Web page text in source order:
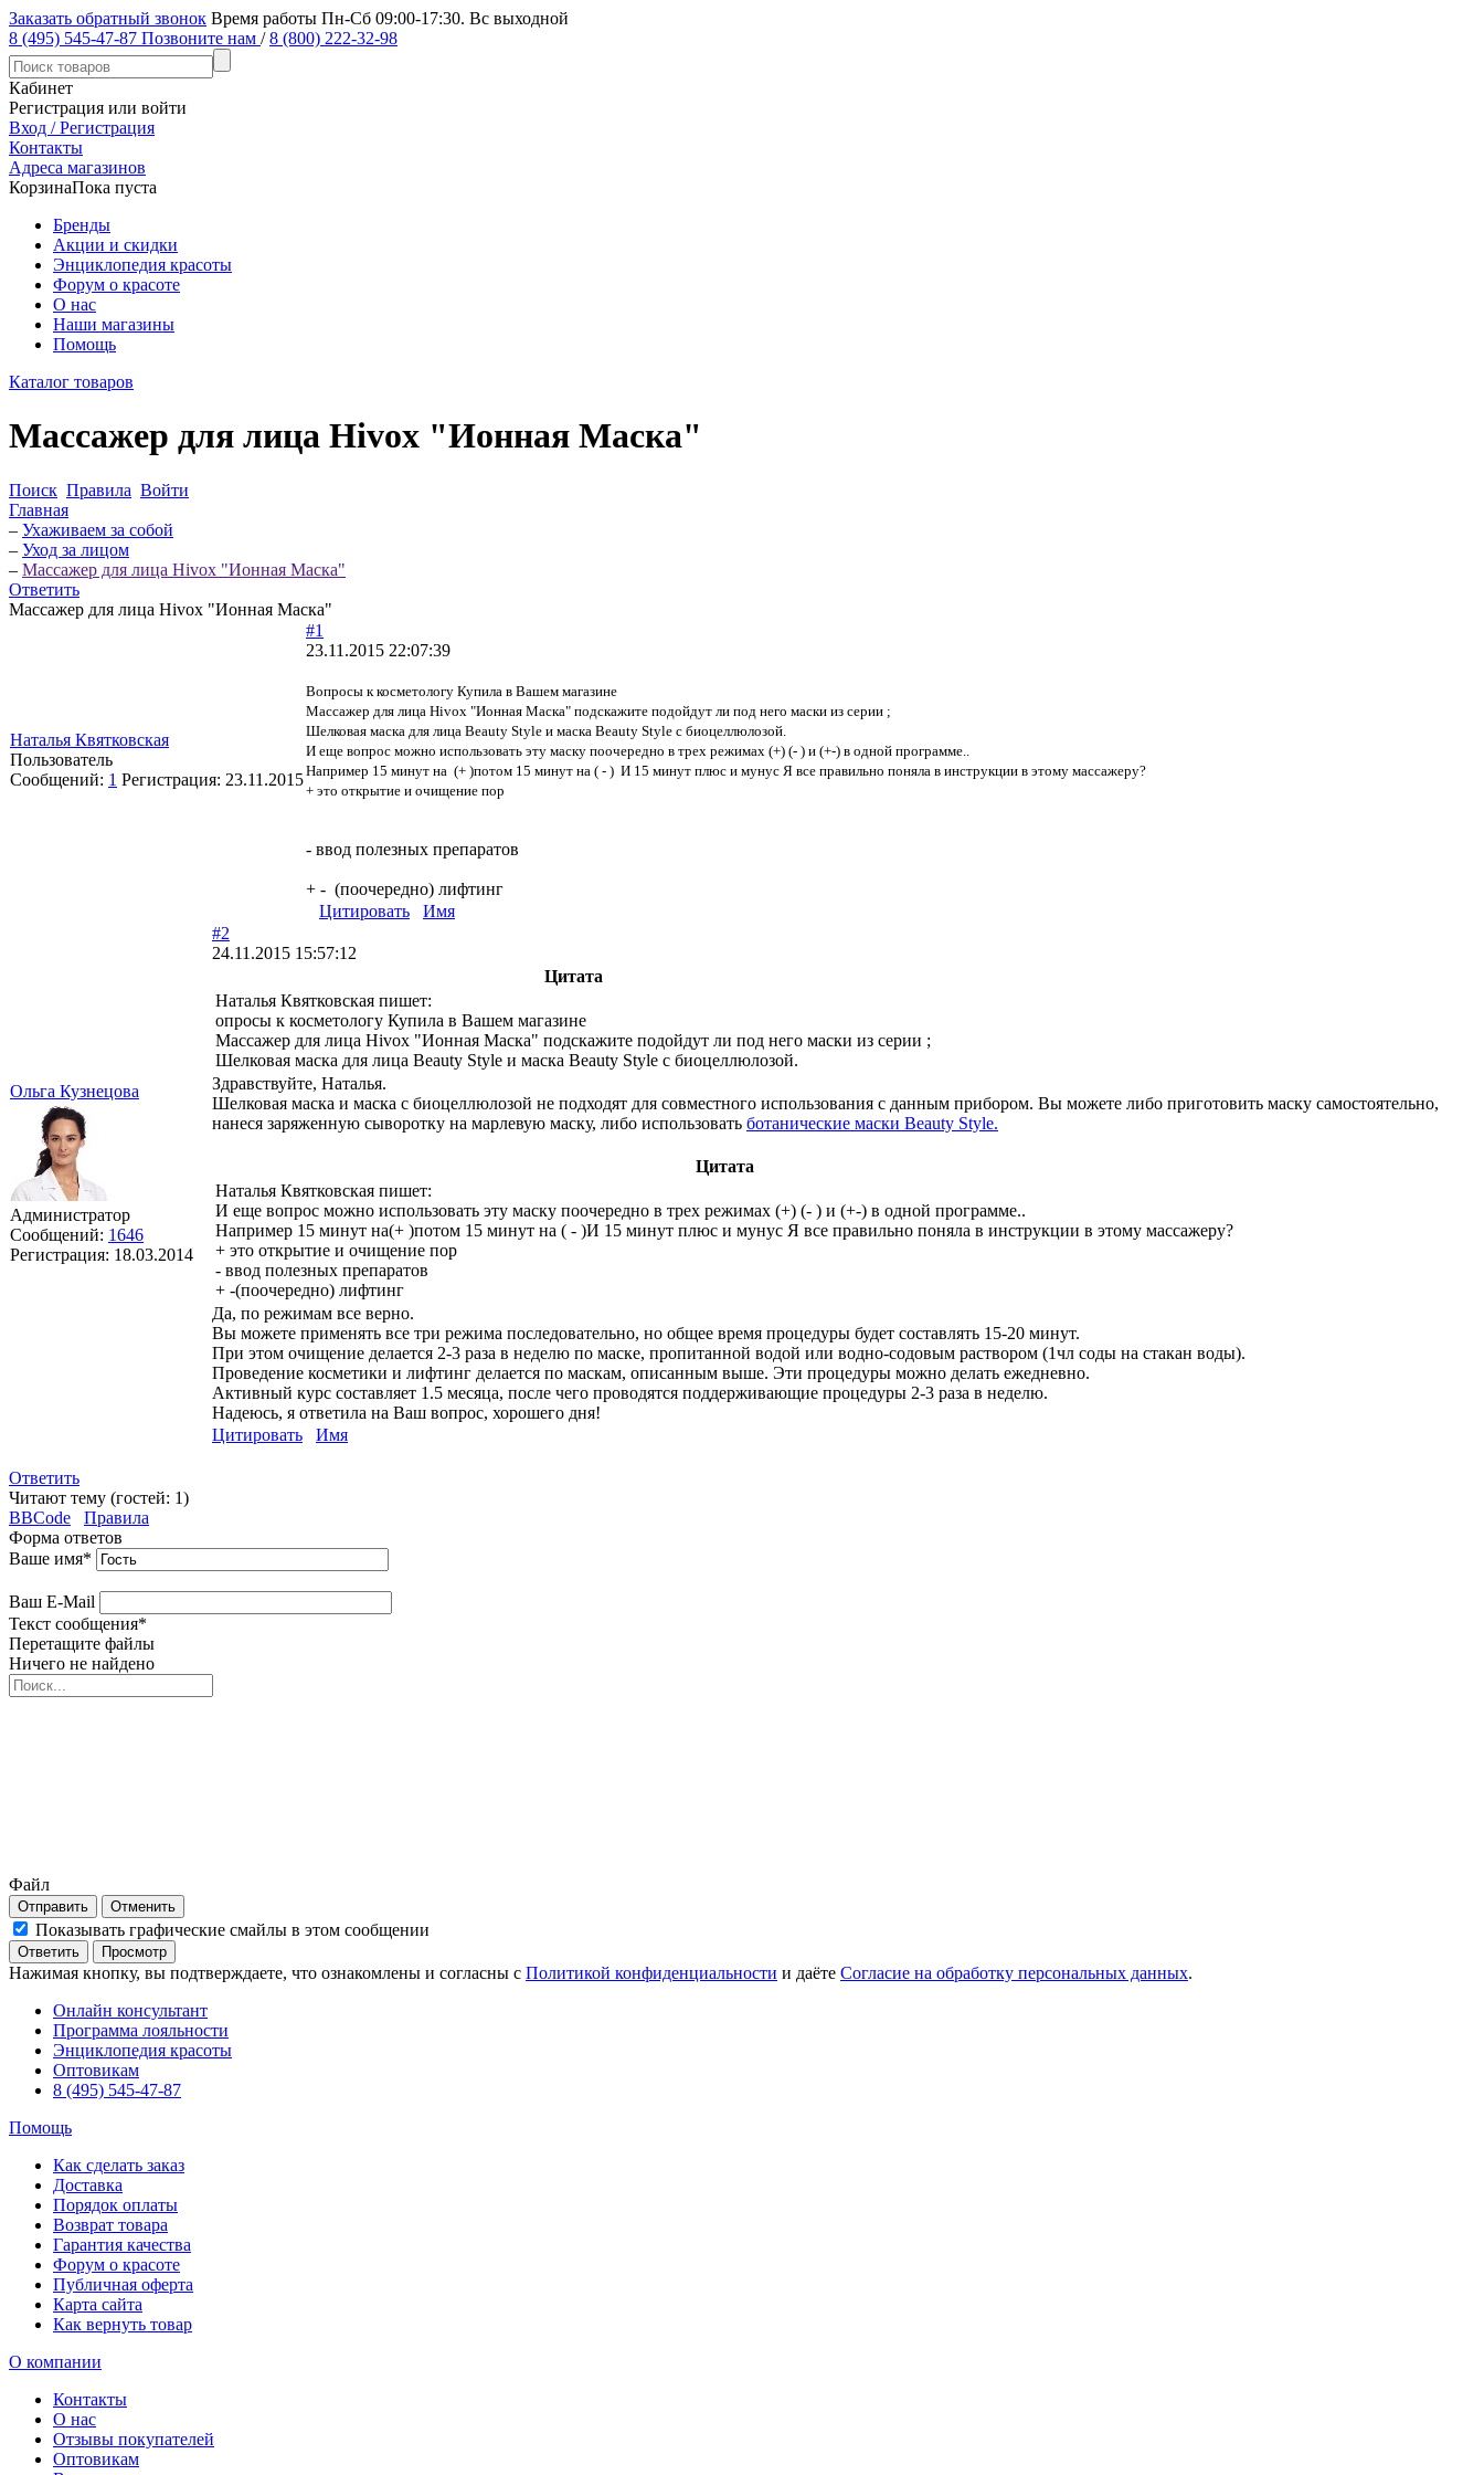
Заказать обратный звонок Время работы Пн-Сб 09:00-17:30. Вс выходной
8 (495) 545-47-87 Позвоните нам / 8 (800) 222-32-98
Кабинет
Регистрация или войти
Вход / Регистрация
Контакты
Адреса магазинов
КорзинаПока пуста
Бренды
Акции и скидки
Энциклопедия красоты
Форум о красоте
О нас
Наши магазины
Помощь
Каталог товаров
Массажер для лица Hivox "Ионная Маска"
Поиск Правила Войти
Главная
– Ухаживаем за собой
– Уход за лицом
– Массажер для лица Hivox "Ионная Маска"
Ответить
Массажер для лица Hivox "Ионная Маска"
Наталья Квятковская
Пользователь
Сообщений: 1 Регистрация: 23.11.2015
#1
23.11.2015 22:07:39
Вопросы к косметологу Купила в Вашем магазине
Массажер для лица Hivox "Ионная Маска" подскажите подойдут ли под него маски из серии ;
Шелковая маска для лица Beauty Style и маска Beauty Style с биоцеллюлозой.
И еще вопрос можно использовать эту маску поочередно в трех режимах (+) (- ) и (+-) в одной программе..
Например 15 минут на (+ )потом 15 минут на ( - ) И 15 минут плюс и мунус Я все правильно поняла в инструкции в этому массажеру?
+ это открытие и очищение пор
- ввод полезных препаратов
+ - (поочередно) лифтинг
Цитировать
Имя
Ольга Кузнецова
Администратор
Сообщений: 1646
Регистрация: 18.03.2014
#2
24.11.2015 15:57:12
Цитата
Наталья Квятковская пишет:
опросы к косметологу Купила в Вашем магазине
Массажер для лица Hivox "Ионная Маска" подскажите подойдут ли под него маски из серии ;
Шелковая маска для лица Beauty Style и маска Beauty Style с биоцеллюлозой.
Здравствуйте, Наталья.
Шелковая маска и маска с биоцеллюлозой не подходят для совместного использования с данным прибором. Вы можете либо приготовить маску самостоятельно,
нанеся заряженную сыворотку на марлевую маску, либо использовать ботанические маски Beauty Style.
Цитата
Наталья Квятковская пишет:
И еще вопрос можно использовать эту маску поочередно в трех режимах (+) (- ) и (+-) в одной программе..
Например 15 минут на(+ )потом 15 минут на ( - )И 15 минут плюс и мунус Я все правильно поняла в инструкции в этому массажеру?
+ это открытие и очищение пор
- ввод полезных препаратов
+ -(поочередно) лифтинг
Да, по режимам все верно.
Вы можете применять все три режима последовательно, но общее время процедуры будет составлять 15-20 минут.
При этом очищение делается 2-3 раза в неделю по маске, пропитанной водой или водно-содовым раствором (1чл соды на стакан воды).
Проведение косметики и лифтинг делается по маскам, описанным выше. Эти процедуры можно делать ежедневно.
Активный курс составляет 1.5 месяца, после чего проводятся поддерживающие процедуры 2-3 раза в неделю.
Надеюсь, я ответила на Ваш вопрос, хорошего дня!
Цитировать
Имя
Ответить
Читают тему (гостей: 1)
BBCode
Правила
Форма ответов
Ваше имя*
Ваш E-Mail
Текст сообщения*
Перетащите файлы
Ничего не найдено
Файл
Отправить Отменить
Показывать графические смайлы в этом сообщении
Нажимая кнопку, вы подтверждаете, что ознакомлены и согласны с Политикой конфиденциальности и даёте Согласие на обработку персональных данных.
Онлайн консультант
Программа лояльности
Энциклопедия красоты
Оптовикам
8 (495) 545-47-87
Помощь
Как сделать заказ
Доставка
Порядок оплаты
Возврат товара
Гарантия качества
Форум о красоте
Публичная оферта
Карта сайта
Как вернуть товар
О компании
Контакты
О нас
Отзывы покупателей
Оптовикам